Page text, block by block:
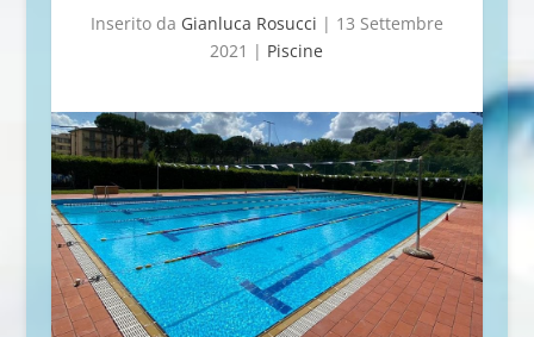
Inserito da Gianluca Rosucci | 13 Settembre
2021 | Piscine